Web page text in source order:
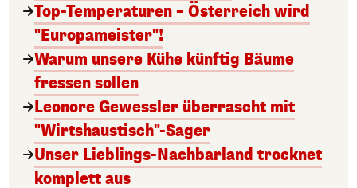
Top-Temperaturen – Österreich wird
"Europameister"!
Warum unsere Kühe künftig Bäume
fressen sollen
Leonore Gewessler überrascht mit
"Wirtshaustisch"-Sager
Unser Lieblings-Nachbarland trocknet
komplett aus